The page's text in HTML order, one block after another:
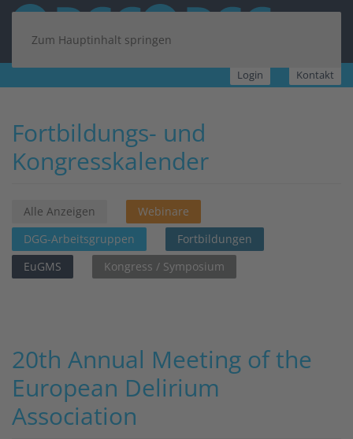
Zum Hauptinhalt springen
Login Kontakt
Fortbildungs- und
Kongresskalender
Alle Anzeigen
Webinare
DGG-Arbeitsgruppen
Fortbildungen
EuGMS
Kongress / Symposium
20th Annual Meeting of the
European Delirium
Association